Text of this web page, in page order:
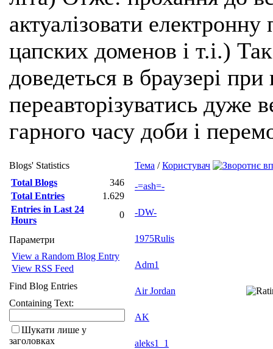
актуалізовати
цапских доменов і т.і.)
доведеться в браузері
переавторізуватись
гарного часу доби і
Тема /Користувач
-=ash=-
-DW-
1975Rulis
Adm1
Air Jordan
AK
aleks1_1
Blogs' Statistics
Total Blogs
346
Total Entries
1.629
Entries in Last 24
Hours
0
Параметри
View a Random Blog Entry
View RSS Feed
Find Blog Entries
Containing Text:
Шукати лише у
заголовках